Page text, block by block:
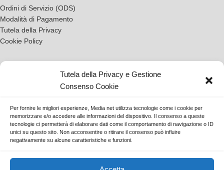
Tutela della Privacy e Gestione
Consenso Cookie
Per fornire le migliori esperienze, Media net utilizza tecnologie come i cookie per
memorizzare e/o accedere alle informazioni del dispositivo. Il consenso a queste
tecnologie ci permetterà di elaborare dati come il comportamento di navigazione o ID
unici su questo sito. Non acconsentire o ritirare il consenso può influire
negativamente su alcune caratteristiche e funzioni.
Ordini di Servizio (ODS)
Modalità di Pagamento
Tutela della Privacy
Cookie Policy
Scarica l'App